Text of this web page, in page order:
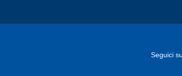
Seguici su